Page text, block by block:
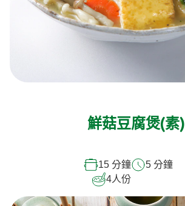
鮮菇豆腐煲(素)
15 分鐘
5 分鐘
4人份